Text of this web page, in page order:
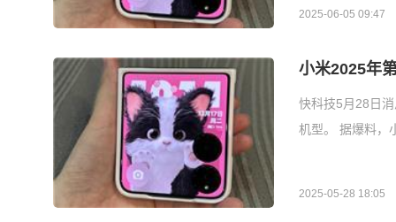
2025-06-05 09:47
小米2025年
快科技5月28日
机型。 据爆料，
2025-05-28 18:05